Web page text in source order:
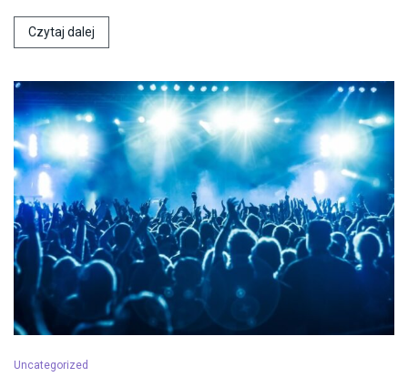
Czytaj dalej
Uncategorized